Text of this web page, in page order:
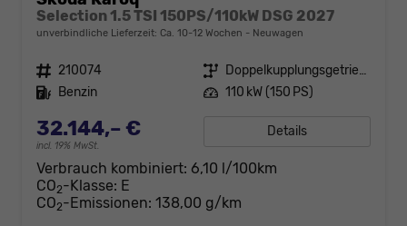
Selection 1.5 TSI 150PS/110kW DSG 2027
unverbindliche Lieferzeit: Ca. 10-12 Wochen Neuwagen
Fahrzeugnr. 210074 Getriebe
Doppelkupplungsgetriebe (DSG)
Kraftstoff Benzin Leistung 110 kW (150 PS)
32.144,– €
incl. 19% MwSt.
Details
Verbrauch kombiniert: 6,10 l/100km
CO2-Klasse: E
CO2-Emissionen: 138,00 g/km